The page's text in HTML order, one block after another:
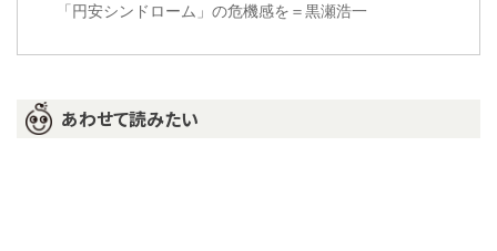
「円安シンドローム」の危機感を＝黒瀬浩一
あわせて読みたい